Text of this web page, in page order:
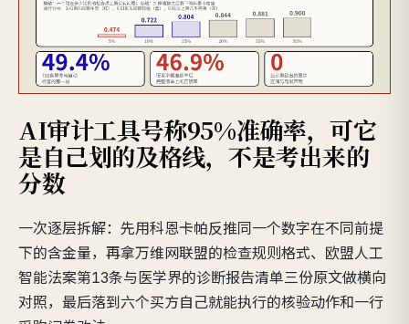
AI审计工具号称95%准确率，可它
是自己划的及格线，不是考出来的
分数
一次逐层拆解：先用科恩卡帕反推同一个数字在不同前提
下的含金量，再拿万维网联盟的检查规则格式、欧盟人工
智能法案第13条与医学界的诊断报告清单三份原文做横向
对照，最后落到六个买方自己就能执行的核验动作和一行